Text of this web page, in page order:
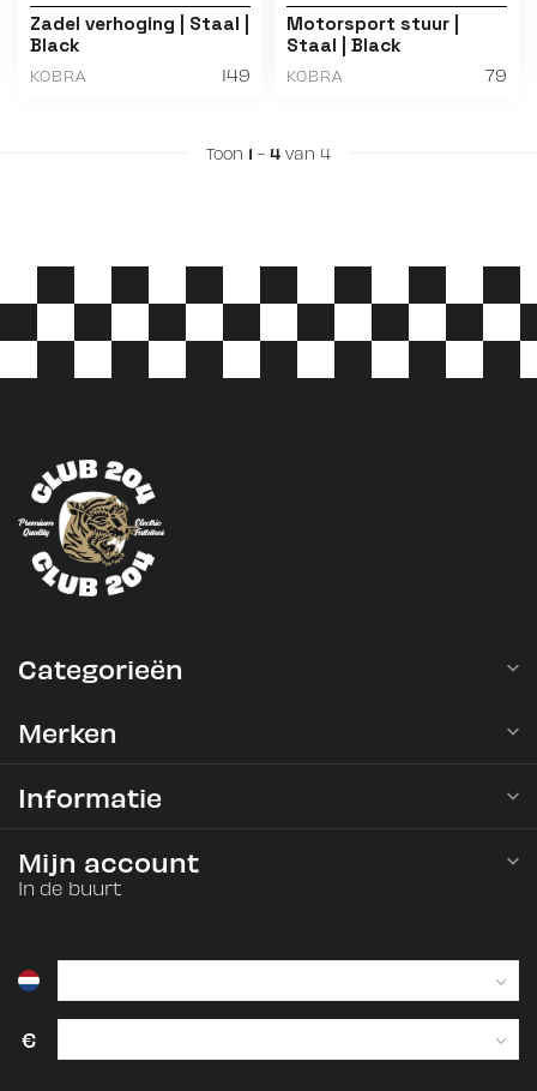
Zadel verhoging | Staal |
Black
KOBRA 149
Motorsport stuur |
Staal | Black
KOBRA 79
Toon 1 - 4 van 4
Categorieën
Merken
Informatie
Mijn account
In de buurt
€